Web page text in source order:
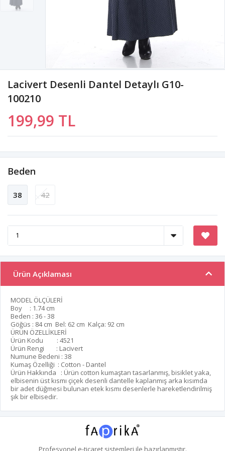
Lacivert Desenli Dantel Detaylı G10-
100210
199,99 TL
Beden
38 42
Ürün Açıklaması
MODEL ÖLÇÜLERİ
Boy : 1.74 cm
Beden : 36 - 38
Göğüs : 84 cm Bel: 62 cm Kalça: 92 cm
ÜRÜN ÖZELLİKLERİ
Ürün Kodu : 4521
Ürün Rengi : Lacivert
Numune Bedeni : 38
Kumaş Özelliği : Cotton - Dantel
Ürün Hakkında : Ürün cotton kumaştan tasarlanmış, bisiklet yaka,
elbisenin üst kısmı çiçek desenli dantelle kaplanmış arka kısımda
bir adet düğmesi bulunan etek kısmı desenlerle hareketlendirilmiş
şık bir elbisedir.
Profesyonel e-ticaretsistemleri ile hazırlanmıştır.